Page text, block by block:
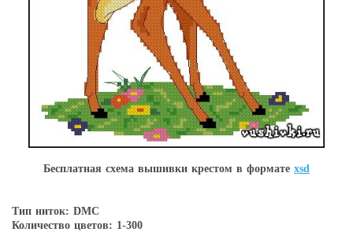
Бесплатная схема вышивки крестом в форматe xsd
Тип ниток: DMC
Количество цветов: 1-300